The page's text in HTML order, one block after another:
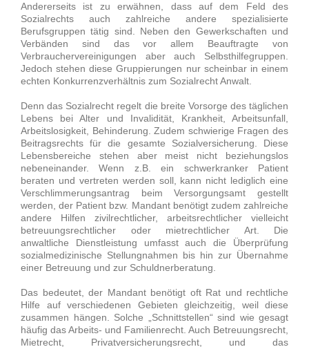
Andererseits ist zu erwähnen, dass auf dem Feld des
Sozialrechts auch zahlreiche andere spezialisierte
Berufsgruppen tätig sind. Neben den Gewerkschaften und
Verbänden sind das vor allem Beauftragte von
Verbrauchervereinigungen aber auch Selbsthilfegruppen.
Jedoch stehen diese Gruppierungen nur scheinbar in einem
echten Konkurrenzverhältnis zum Sozialrecht Anwalt.
Denn das Sozialrecht regelt die breite Vorsorge des täglichen
Lebens bei Alter und Invalidität, Krankheit, Arbeitsunfall,
Arbeitslosigkeit, Behinderung. Zudem schwierige Fragen des
Beitragsrechts für die gesamte Sozialversicherung. Diese
Lebensbereiche stehen aber meist nicht beziehungslos
nebeneinander. Wenn z.B. ein schwerkranker Patient
beraten und vertreten werden soll, kann nicht lediglich eine
Verschlimmerungsantrag beim Versorgungsamt gestellt
werden, der Patient bzw. Mandant benötigt zudem zahlreiche
andere Hilfen zivilrechtlicher, arbeitsrechtlicher vielleicht
betreuungsrechtlicher oder mietrechtlicher Art. Die
anwaltliche Dienstleistung umfasst auch die Überprüfung
sozialmedizinische Stellungnahmen bis hin zur Übernahme
einer Betreuung und zur Schuldnerberatung.
Das bedeutet, der Mandant benötigt oft Rat und rechtliche
Hilfe auf verschiedenen Gebieten gleichzeitig, weil diese
zusammen hängen. Solche „Schnittstellen“ sind wie gesagt
häufig das Arbeits- und Familienrecht. Auch Betreuungsrecht,
Mietrecht, Privatversicherungsrecht, und das